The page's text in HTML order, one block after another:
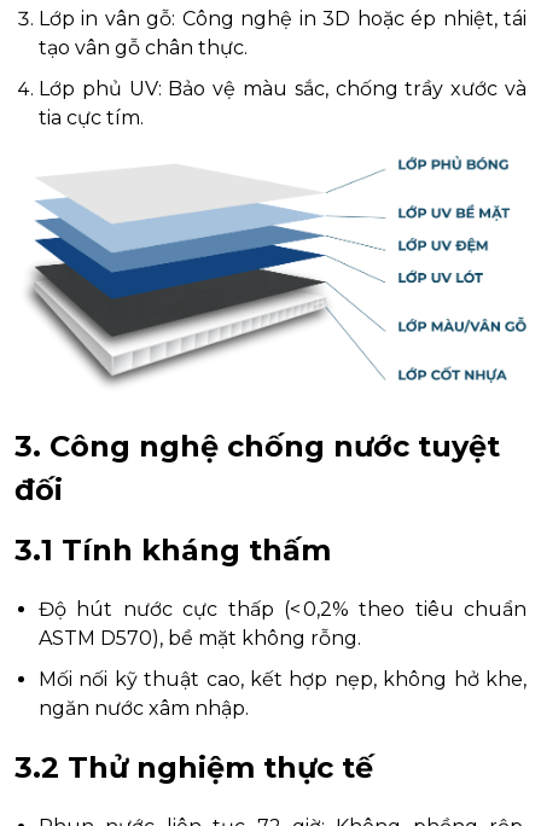
Lớp in vân gỗ: Công nghệ in 3D hoặc ép nhiệt, tái
tạo vân gỗ chân thực.
Lớp phủ UV: Bảo vệ màu sắc, chống trầy xước và
tia cực tím.
3. Công nghệ chống nước tuyệt
đối
3.1 Tính kháng thấm
Độ hút nước cực thấp (< 0,2% theo tiêu chuẩn
ASTM D570), bề mặt không rỗng.
Mối nối kỹ thuật cao, kết hợp nẹp, không hở khe,
ngăn nước xâm nhập.
3.2 Thử nghiệm thực tế